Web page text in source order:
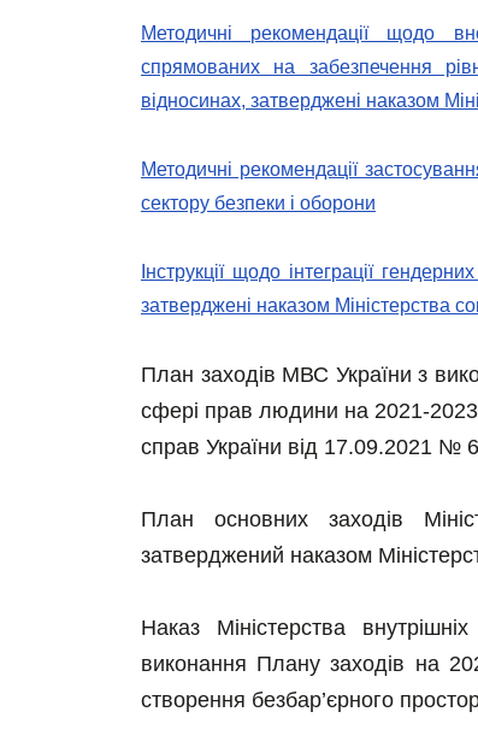
Методичні рекомендації щодо
спрямованих на забезпечення
відносинах, затверджені наказом
Методичні рекомендації
сектору безпеки і оборони
Інструкції щодо інтеграції
затверджені наказом Міністерства
План заходів МВС України з
сфері прав людини на 2021-2023
справ України від 17.09.2021 №
План основних заходів
затверджений наказом
Наказ Міністерства
виконання Плану заходів на
створення безбар’єрного